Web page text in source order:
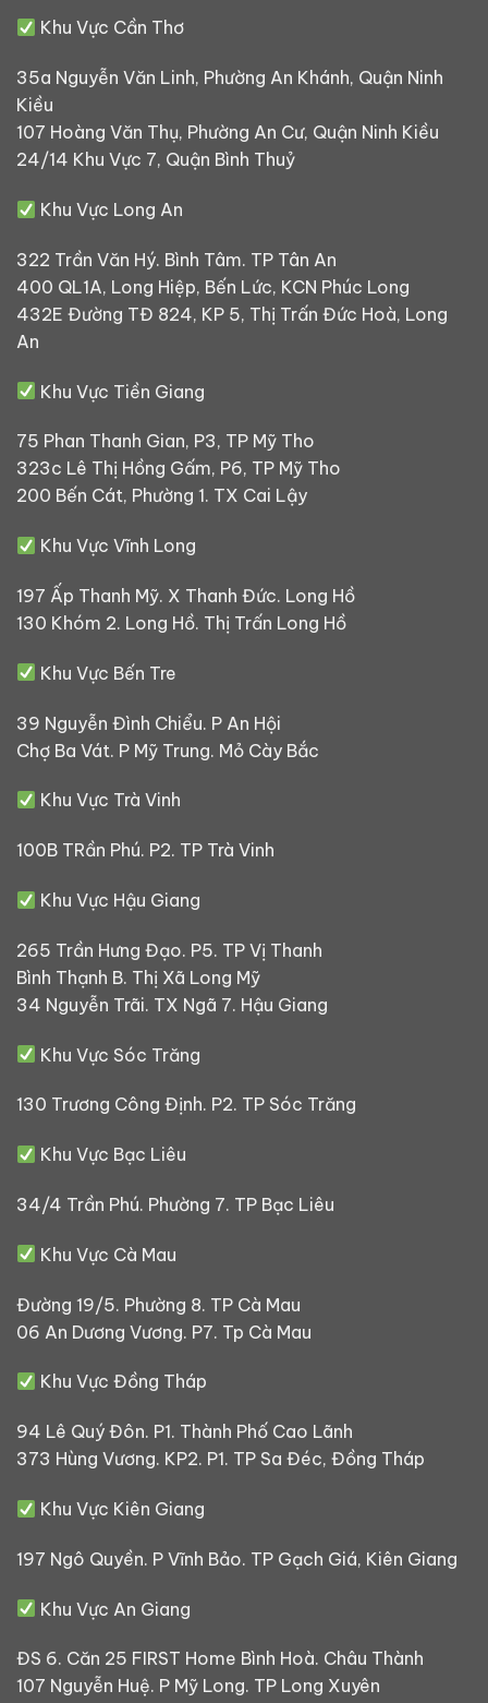
Khu Vực Cần Thơ
35a Nguyễn Văn Linh, Phường An Khánh, Quận Ninh
Kiều
107 Hoàng Văn Thụ, Phường An Cư, Quận Ninh Kiều
24/14 Khu Vực 7, Quận Bình Thuỷ
Khu Vực Long An
322 Trần Văn Hý. Bình Tâm. TP Tân An
400 QL1A, Long Hiệp, Bến Lức, KCN Phúc Long
432E Đường TĐ 824, KP 5, Thị Trấn Đức Hoà, Long
An
Khu Vực Tiền Giang
75 Phan Thanh Gian, P3, TP Mỹ Tho
323c Lê Thị Hồng Gấm, P6, TP Mỹ Tho
200 Bến Cát, Phường 1. TX Cai Lậy
Khu Vực Vĩnh Long
197 Ấp Thanh Mỹ. X Thanh Đức. Long Hồ
130 Khóm 2. Long Hồ. Thị Trấn Long Hồ
Khu Vực Bến Tre
39 Nguyễn Đình Chiểu. P An Hội
Chợ Ba Vát. P Mỹ Trung. Mỏ Cày Bắc
Khu Vực Trà Vinh
100B TRần Phú. P2. TP Trà Vinh
Khu Vực Hậu Giang
265 Trần Hưng Đạo. P5. TP Vị Thanh
Bình Thạnh B. Thị Xã Long Mỹ
34 Nguyễn Trãi. TX Ngã 7. Hậu Giang
Khu Vực Sóc Trăng
130 Trương Công Định. P2. TP Sóc Trăng
Khu Vực Bạc Liêu
34/4 Trần Phú. Phường 7. TP Bạc Liêu
Khu Vực Cà Mau
Đường 19/5. Phường 8. TP Cà Mau
06 An Dương Vương. P7. Tp Cà Mau
Khu Vực Đồng Tháp
94 Lê Quý Đôn. P1. Thành Phố Cao Lãnh
373 Hùng Vương. KP2. P1. TP Sa Đéc, Đồng Tháp
Khu Vực Kiên Giang
197 Ngô Quyền. P Vĩnh Bảo. TP Gạch Giá, Kiên Giang
Khu Vực An Giang
ĐS 6. Căn 25 FIRST Home Bình Hoà. Châu Thành
107 Nguyễn Huệ. P Mỹ Long. TP Long Xuyên